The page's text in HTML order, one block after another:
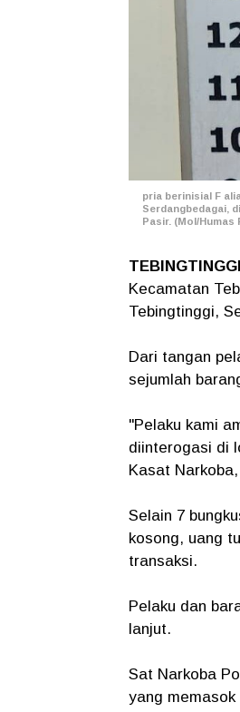
pria berinisial F
Serdangbedagai,
Pasir. (Mol/Humas
Kecamatan
Tebingtinggi,
Dari tangan
sejumlah
"Pelaku kami
diinterogasi di
Kasat
Selain 7
kosong, uang
transaksi.
Pelaku dan
lanjut.
Sat Narkoba
yang memasok